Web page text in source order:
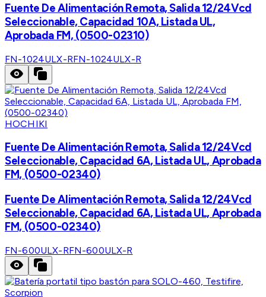
Fuente De Alimentación Remota, Salida 12/24Vcd
Seleccionable, Capacidad 10A, Listada UL,
Aprobada FM, (0500-02310)
FN-1024ULX-RFN-1024ULX-R
HOCHIKI
Fuente De Alimentación Remota, Salida 12/24Vcd
Seleccionable, Capacidad 6A, Listada UL, Aprobada
FM, (0500-02340)
Fuente De Alimentación Remota, Salida 12/24Vcd
Seleccionable, Capacidad 6A, Listada UL, Aprobada
FM, (0500-02340)
FN-600ULX-RFN-600ULX-R